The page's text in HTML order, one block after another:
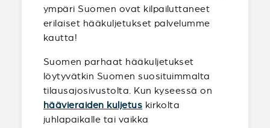
ympäri Suomen ovat kilpailuttaneet
erilaiset hääkuljetukset palvelumme
kautta!
Suomen parhaat hääkuljetukset
löytyvätkin Suomen suosituimmalta
tilausajosivustolta. Kun kyseessä on
häävieraiden kuljetus kirkolta
juhlapaikalle tai vaikka